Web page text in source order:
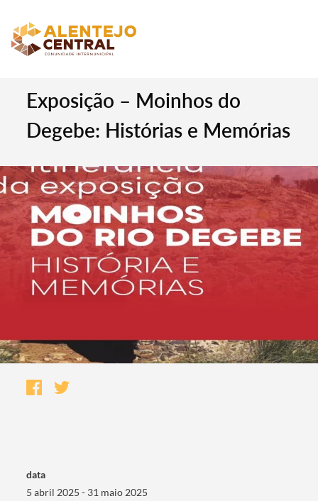
Exposição – Moinhos do
Degebe: Histórias e Memórias
data
5 abril 2025 - 31 maio 2025